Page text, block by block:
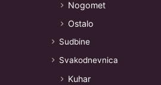
Nogomet
Ostalo
Sudbine
Svakodnevnica
Kuhar